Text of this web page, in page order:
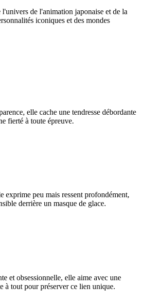
l'univers de l'animation japonaise et de la
iconiques et des mondes
elle cache une tendresse débordante
fierté à toute épreuve.
exprime peu mais ressent profondément,
derrière un masque de glace.
et obsessionnelle, elle aime avec une
à tout pour préserver ce lien unique.